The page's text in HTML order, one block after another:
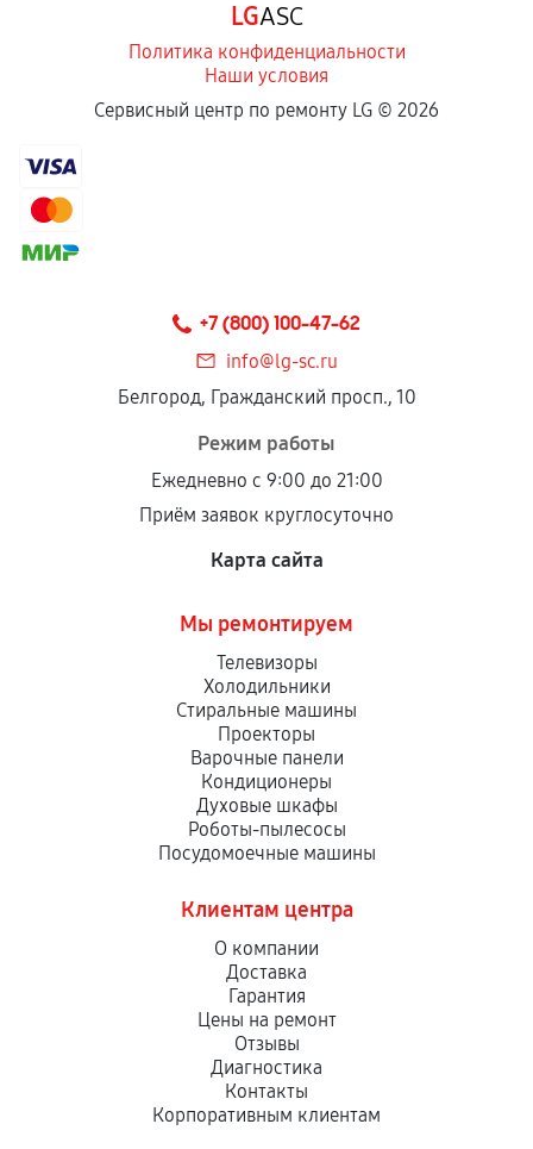
LGASC
Политика конфиденциальности
Наши условия
Сервисный центр по ремонту LG © 2026
+7 (800) 100-47-62
info@lg-sc.ru
Белгород, Гражданский просп., 10
Режим работы
Ежедневно с 9:00 до 21:00
Приём заявок круглосуточно
Карта сайта
Мы ремонтируем
Телевизоры
Холодильники
Стиральные машины
Проекторы
Варочные панели
Кондиционеры
Духовые шкафы
Роботы-пылесосы
Посудомоечные машины
Клиентам центра
О компании
Доставка
Гарантия
Цены на ремонт
Отзывы
Диагностика
Контакты
Корпоративным клиентам